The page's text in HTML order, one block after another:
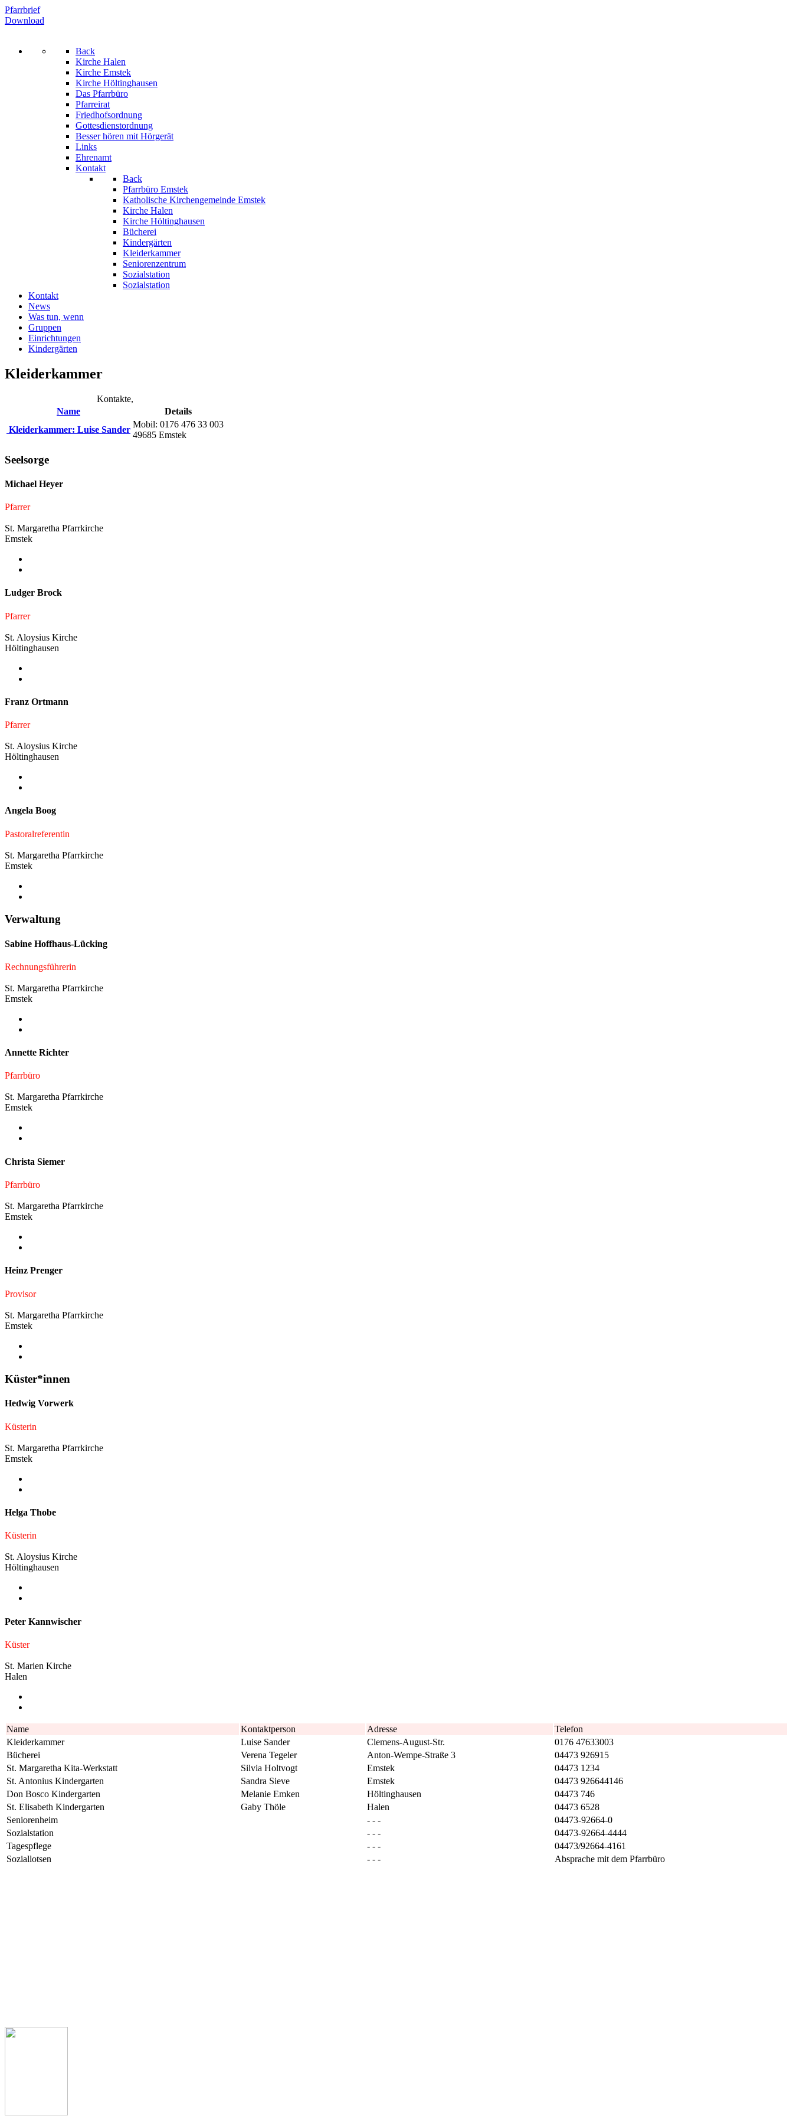
Pfarrbrief
Download
Back
Kirche Halen
Kirche Emstek
Kirche Höltinghausen
Das Pfarrbüro
Pfarreirat
Friedhofsordnung
Gottesdienstordnung
Besser hören mit Hörgerät
Links
Ehrenamt
Kontakt
Back
Pfarrbüro Emstek
Katholische Kirchengemeinde Emstek
Kirche Halen
Kirche Höltinghausen
Bücherei
Kindergärten
Kleiderkammer
Seniorenzentrum
Sozialstation
Sozialstation
Kontakt
News
Was tun, wenn
Gruppen
Einrichtungen
Kindergärten
Kleiderkammer
Kontakte,
Name
Details
Kleiderkammer: Luise Sander
Mobil: 0176 476 33 003
49685 Emstek
Seelsorge
Michael Heyer
Pfarrer
St. Margaretha Pfarrkirche
Emstek
Ludger Brock
Pfarrer
St. Aloysius Kirche
Höltinghausen
Franz Ortmann
Pfarrer
St. Aloysius Kirche
Höltinghausen
Angela Boog
Pastoralreferentin
St. Margaretha Pfarrkirche
Emstek
Verwaltung
Sabine Hoffhaus-Lücking
Rechnungsführerin
St. Margaretha Pfarrkirche
Emstek
Annette Richter
Pfarrbüro
St. Margaretha Pfarrkirche
Emstek
Christa Siemer
Pfarrbüro
St. Margaretha Pfarrkirche
Emstek
Heinz Prenger
Provisor
St. Margaretha Pfarrkirche
Emstek
Küster*innen
Hedwig Vorwerk
Küsterin
St. Margaretha Pfarrkirche
Emstek
Helga Thobe
Küsterin
St. Aloysius Kirche
Höltinghausen
Peter Kannwischer
Küster
St. Marien Kirche
Halen
Name Kontaktperson Adresse
Telefon
Kleiderkammer
Luise Sander Clemens-August-Str.
0176 47633003
Bücherei
Verena Tegeler Anton-Wempe-Straße 3
04473 926915
St. Margaretha Kita-Werkstatt
Silvia Holtvogt Emstek
04473 1234
St. Antonius Kindergarten
Sandra Sieve Emstek
04473 926644146
Don Bosco Kindergarten
Melanie Emken Höltinghausen
04473 746
St. Elisabeth Kindergarten
Gaby Thöle Halen
04473 6528
Seniorenheim
- - -
04473-92664-0
Sozialstation
- - -
04473-92664-4444
Tagespflege
- - -
04473/92664-4161
Soziallotsen
- - - Absprache mit dem Pfarrbüro